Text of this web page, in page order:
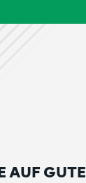
AUF GUTE